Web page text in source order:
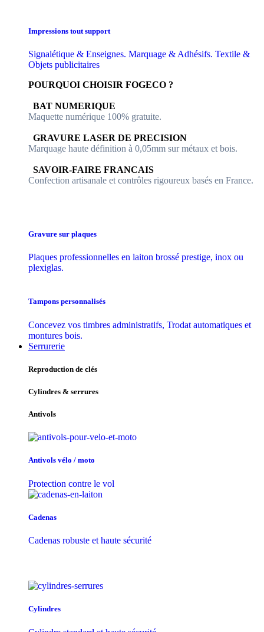
Impressions tout support
Signalétique & Enseignes. Marquage & Adhésifs. Textile &
Objets publicitaires
POURQUOI CHOISIR FOGECO ?
​​ BAT NUMERIQUE
Maquette numérique 100% ​gratuite.
​GRAVURE LASER DE PRECISION
Marquage haute définition à 0,05mm sur métaux et bois.
​SAVOIR-FAIRE FRANCAIS
Confection artisanale et contrôles ​rigoureux basés en France.
Gravure sur plaques
Plaques professionnelles en laiton brossé prestige, inox ou
plexiglas.
Tampons personnalisés
Concevez vos timbres administratifs, Trodat automatiques et
montures bois.
Serrurerie
Reproduction de clés
Cylindres & serrures
Antivols
Antivols vélo / moto
Protection contre le vol
Cadenas
Cadenas robuste et haute sécurité
Cylindres